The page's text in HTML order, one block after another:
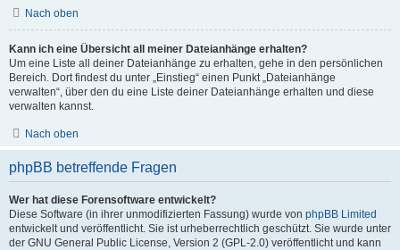
Nach oben
Kann ich eine Übersicht all meiner Dateianhänge erhalten?
Um eine Liste all deiner Dateianhänge zu erhalten, gehe in den persönlichen
Bereich. Dort findest du unter „Einstieg“ einen Punkt „Dateianhänge
verwalten“, über den du eine Liste deiner Dateianhänge erhalten und diese
verwalten kannst.
Nach oben
phpBB betreffende Fragen
Wer hat diese Forensoftware entwickelt?
Diese Software (in ihrer unmodifizierten Fassung) wurde von phpBB Limited
entwickelt und veröffentlicht. Sie ist urheberrechtlich geschützt. Sie wurde unter
der GNU General Public License, Version 2 (GPL-2.0) veröffentlicht und kann